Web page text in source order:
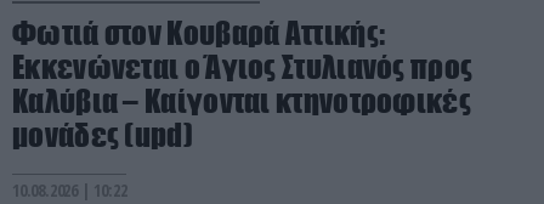
Φωτιά στον Κουβαρά Αττικής:
Εκκενώνεται ο Άγιος Στυλιανός προς
Καλύβια – Καίγονται κτηνοτροφικές
μονάδες (upd)
10.08.2026 | 10:22